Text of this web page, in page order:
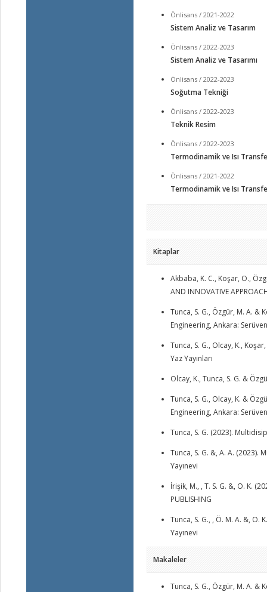
Önlisans / 2021-2022
Sistem Analiz ve Tasarım
Önlisans / 2022-2023
Sistem Analiz ve Tasarımı
Önlisans / 2022-2023
Soğutma Tekniği
Önlisans / 2022-2023
Teknik Resim
Önlisans / 2022-2023
Termodinamik ve Isı
Önlisans / 2021-2022
Termodinamik ve Isı
Kitaplar
Akbaba, K. C., Koşar, O.,
AND INNOVATIVE
Tunca, S. G., Özgür, M. A. &
Engineering, Ankara:
Tunca, S. G., Olcay, K.,
Yaz Yayınları
Olcay, K., Tunca, S. G. &
Tunca, S. G., Olcay, K. &
Engineering, Ankara:
Tunca, S. G. (2023).
Tunca, S. G. &, A. A. (2023).
Yayınevi
İrişik, M., , T. S. G. &, O. K.
PUBLISHING
Tunca, S. G., , Ö. M. A. &,
Yayınevi
Makaleler
Tunca, S. G., Özgür, M. A.